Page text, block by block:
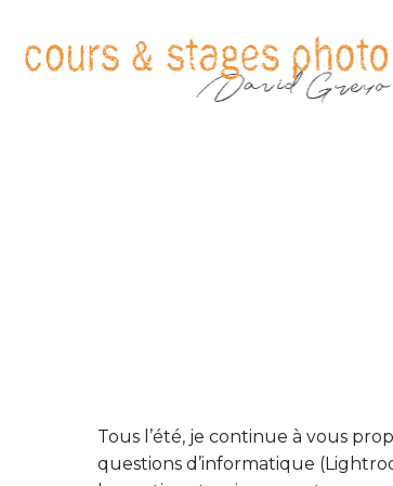
Tous l’été, je continue à vous
questions d’informatique